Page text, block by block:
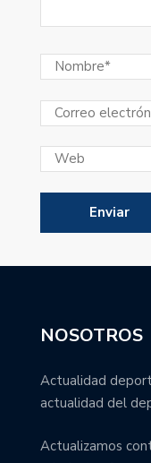
NOSOTROS
Actualidad
actualidad del
Actualizamos